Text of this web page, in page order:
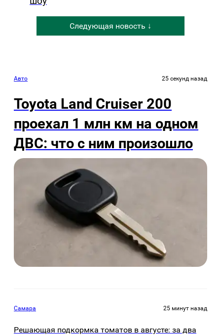
Следующая новость ↓
Авто 25 секунд назад
Toyota Land Cruiser 200
проехал 1 млн км на одном
ДВС: что с ним произошло
Самара 25 минут назад
Решающая подкормка томатов в августе: за два